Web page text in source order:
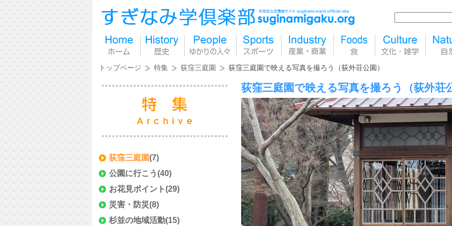
トップページ 特集 荻窪三庭園 荻窪三庭園で映える写真を撮ろう（荻外荘公園）
荻窪三庭園(7)
公園に行こう(40)
お花見ポイント(29)
災害・防災(8)
杉並の地域活動(15)
荻窪三庭園で映える写真を撮ろう（荻外荘